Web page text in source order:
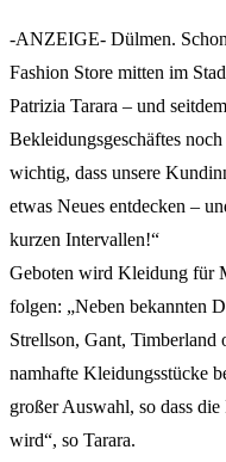
-ANZEIGE- Dülmen.
Fashion Store mitten im
Patrizia Tarara – und
Bekleidungsgeschäftes
wichtig, dass unsere
etwas Neues entdecken –
kurzen Intervallen!“
Geboten wird Kleidung für
folgen: „Neben bekannten
Strellson, Gant, Timberland
namhafte Kleidungsstücke
großer Auswahl, so dass
wird“, so Tarara.